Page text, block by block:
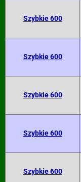
Szybkie 600
Szybkie 600
Szybkie 600
Szybkie 600
Szybkie 600